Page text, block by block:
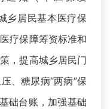
乡居民基本医疗保
疗保障筹资标准和
，提高城乡居民门
、糖尿病“两病”保
础台账，加强基础